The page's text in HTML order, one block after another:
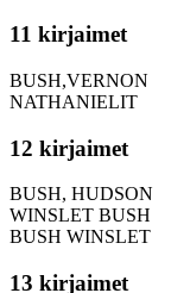
11 kirjaimet
BUSH,VERNON
NATHANIELIT
12 kirjaimet
BUSH, HUDSON
WINSLET BUSH
BUSH WINSLET
13 kirjaimet